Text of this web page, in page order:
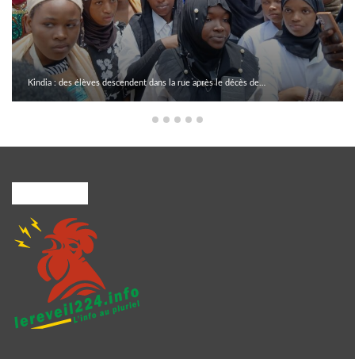
Kindia : des élèves descendent dans la rue après le décès de…